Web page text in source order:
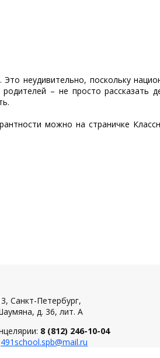
неудивительно, поскольку
– не просто рассказать
можно на страничке
Санкт-Петербург,
д. 36, лит. А
8 (812) 246-10-04
491school.spb@mail.ru